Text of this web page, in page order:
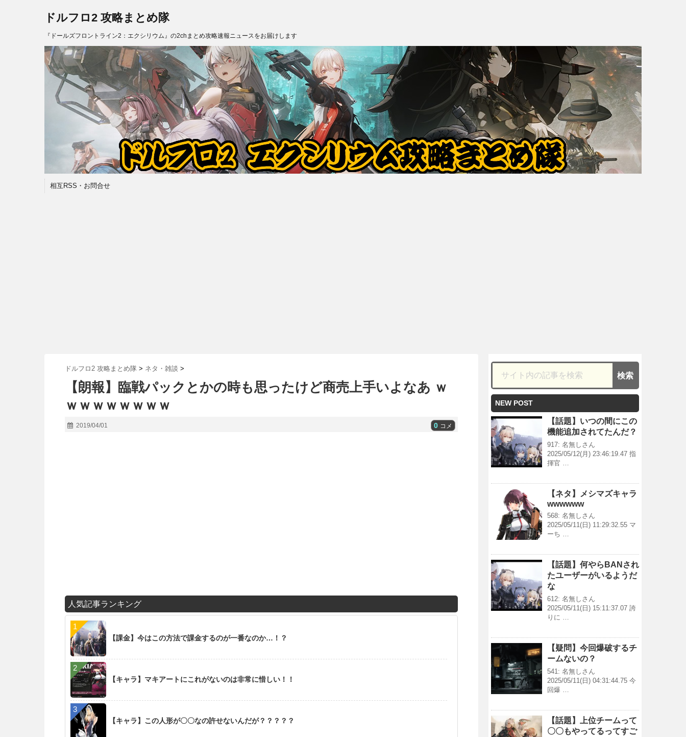
ドルフロ2 攻略まとめ隊
『ドールズフロントライン2：エクシリウム』の2chまとめ攻略速報ニュースをお届けします
相互RSS・お問合せ
ドルフロ2 攻略まとめ隊 > ネタ・雑談 >
【朗報】臨戦パックとかの時も思ったけど商売上手いよなあ ｗ
ｗｗｗｗｗｗｗｗ
2019/04/01 0 コメ
人気記事ランキング
【課金】今はこの方法で課金するのが一番なのか…！？
【キャラ】マキアートにこれがないのは非常に惜しい！！
【キャラ】この人形が〇〇なの許せないんだが？？？？？
NEW POST
【話題】いつの間にこの
機能追加されてたんだ？
917: 名無しさん
2025/05/12(月) 23:46:19.47 指
揮官 …
【ネタ】メシマズキャラ
wwwwww
568: 名無しさん
2025/05/11(日) 11:29:32.55 マ
ーち …
【話題】何やらBANされ
たユーザーがいるようだ
な
612: 名無しさん
2025/05/11(日) 15:11:37.07 誇
りに …
【疑問】今回爆破するチ
ームないの？
541: 名無しさん
2025/05/11(日) 04:31:44.75 今
回爆 …
【話題】上位チームって
〇〇もやってるってすご